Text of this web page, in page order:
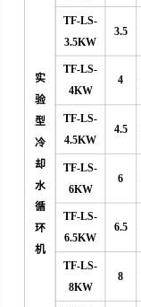
实
验
型
冷
却
水
循
环
机
TF-LS-
3.5KW
3.5
TF-LS-
4KW
4
TF-LS-
4.5KW
4.5
TF-LS-
6KW
6
TF-LS-
6.5KW
6.5
TF-LS-
8KW
8